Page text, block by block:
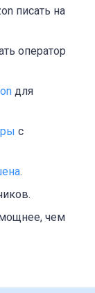
писать на
оператор
для
с
.
чем